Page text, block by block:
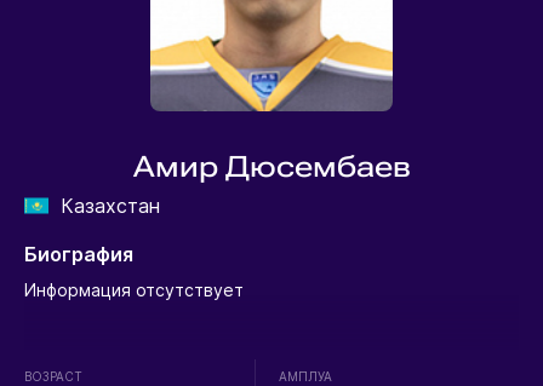
Амир Дюсембаев
Казахстан
Биография
Информация отсутствует
ВОЗРАСТ АМПЛУА